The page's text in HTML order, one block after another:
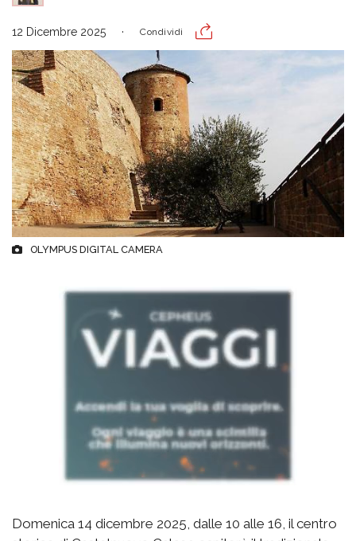
12 Dicembre 2025 Condividi
OLYMPUS DIGITAL CAMERA
Domenica 14 dicembre 2025, dalle 10 alle 16, il centro